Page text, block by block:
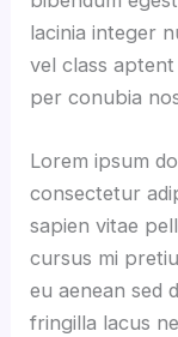
lacinia integer
vel class
per conubia
Lorem ipsum
consectetur
sapien vitae
cursus mi
eu aenean sed
fringilla lacus